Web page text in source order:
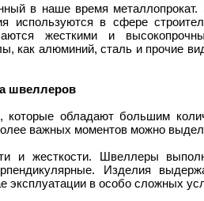
в наше время
в сфере
жесткими и
как алюминий, сталь и прочие
швеллеров
которые обладают большим
важных моментов можно
и жесткости. Швеллеры
Изделия
эксплуатации в особо сложных